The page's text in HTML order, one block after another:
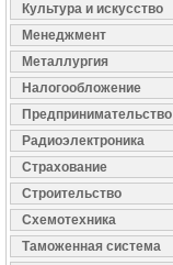
Культура и искусство
Менеджмент
Металлургия
Налогообложение
Предпринимательство
Радиоэлектроника
Страхование
Строительство
Схемотехника
Таможенная система